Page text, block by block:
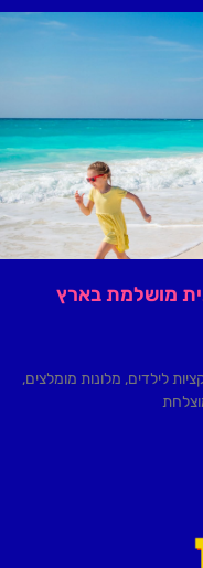
מושלמת בארץ
לילדים, מלונות מומלצים,